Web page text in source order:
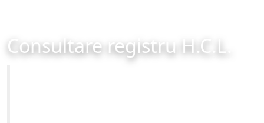
Consultare registru H.C.L.